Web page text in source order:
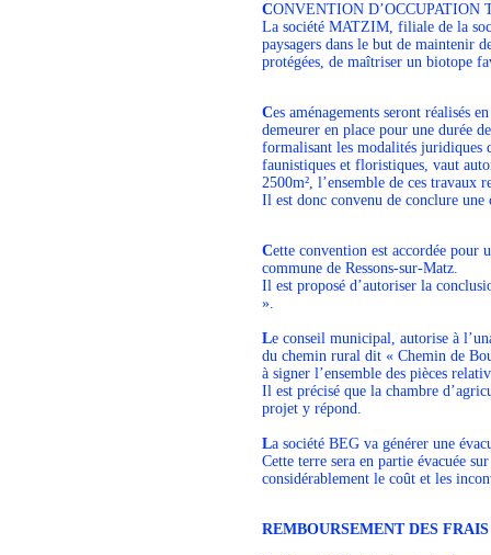
CONVENTION
La société MATZIM, filiale de la
paysagers dans le but de maintenir
protégées, de maîtriser un biotope
Ces aménagements seront réalisés
demeurer en place pour une durée
formalisant les modalités juridiques
faunistiques et floristiques, vaut
2500m², l’ensemble de ces travaux
Il est donc convenu de conclure
Cette convention est accordée pour
commune de Ressons-sur-Matz.
Il est proposé d’autoriser la
».
Le conseil municipal, autorise à
du chemin rural dit « Chemin de
à signer l’ensemble des pièces
Il est précisé que la chambre
projet y répond.
La société BEG va générer une
Cette terre sera en partie évacuée
considérablement le coût et les
REMBOURSEMENT DES